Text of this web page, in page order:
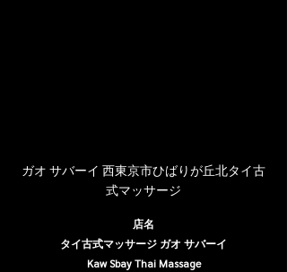
ガオ サバーイ 西東京市ひばりが丘北タイ古
式マッサージ
店名
タイ古式マッサージ ガオ サバーイ
Kaw Sbay Thai Massage